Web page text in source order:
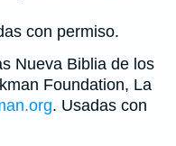
con permiso.
Nueva Biblia de los
Foundation, La
. Usadas con